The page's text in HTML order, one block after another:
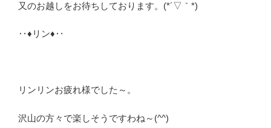
又のお越しをお待ちしております。(*´▽｀*)
‥♦リン♦‥
リンリンお疲れ様でした～。
沢山の方々で楽しそうですわね～(^^)